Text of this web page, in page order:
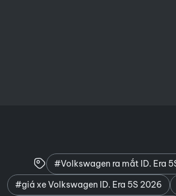
#Volkswagen ra mắt ID. Era
#giá xe Volkswagen ID. Era 5S 2026